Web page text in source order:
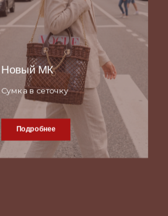
Цена 7500 руб. действует до
момента полной записи всех
уроков курса. На данный
момент отснято более
половины уроков.
Курс уже приобрели более 110
мастеров и уже хвастаются
изделиями в этой технике.
Подробнее